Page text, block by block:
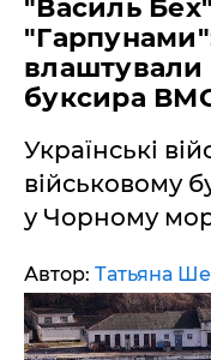
"Василь
влаштували
буксира
Українські
військовому
у Чорному
Автор: Татьяна